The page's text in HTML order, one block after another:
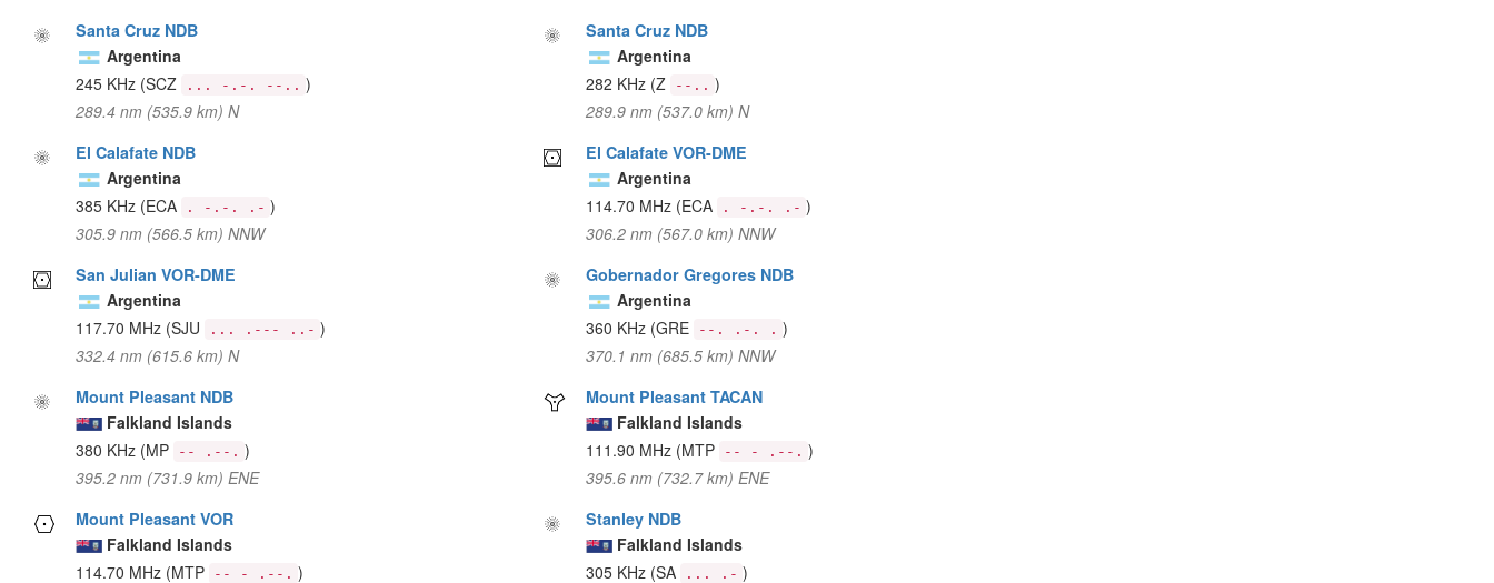
Santa Cruz NDB
Argentina
245 KHz (SCZ ... -.-. --.. )
289.4 nm (535.9 km) N
Santa Cruz NDB
Argentina
282 KHz (Z --.. )
289.9 nm (537.0 km) N
El Calafate NDB
Argentina
385 KHz (ECA . -.-. .- )
305.9 nm (566.5 km) NNW
El Calafate VOR-DME
Argentina
114.70 MHz (ECA . -.-. .- )
306.2 nm (567.0 km) NNW
San Julian VOR-DME
Argentina
117.70 MHz (SJU ... .--- ..- )
332.4 nm (615.6 km) N
Gobernador Gregores NDB
Argentina
360 KHz (GRE --. .-. . )
370.1 nm (685.5 km) NNW
Mount Pleasant NDB
Falkland Islands
380 KHz (MP -- .--. )
395.2 nm (731.9 km) ENE
Mount Pleasant TACAN
Falkland Islands
111.90 MHz (MTP -- - .--. )
395.6 nm (732.7 km) ENE
Mount Pleasant VOR
Falkland Islands
114.70 MHz (MTP -- - .--. )
Stanley NDB
Falkland Islands
305 KHz (SA ... .- )